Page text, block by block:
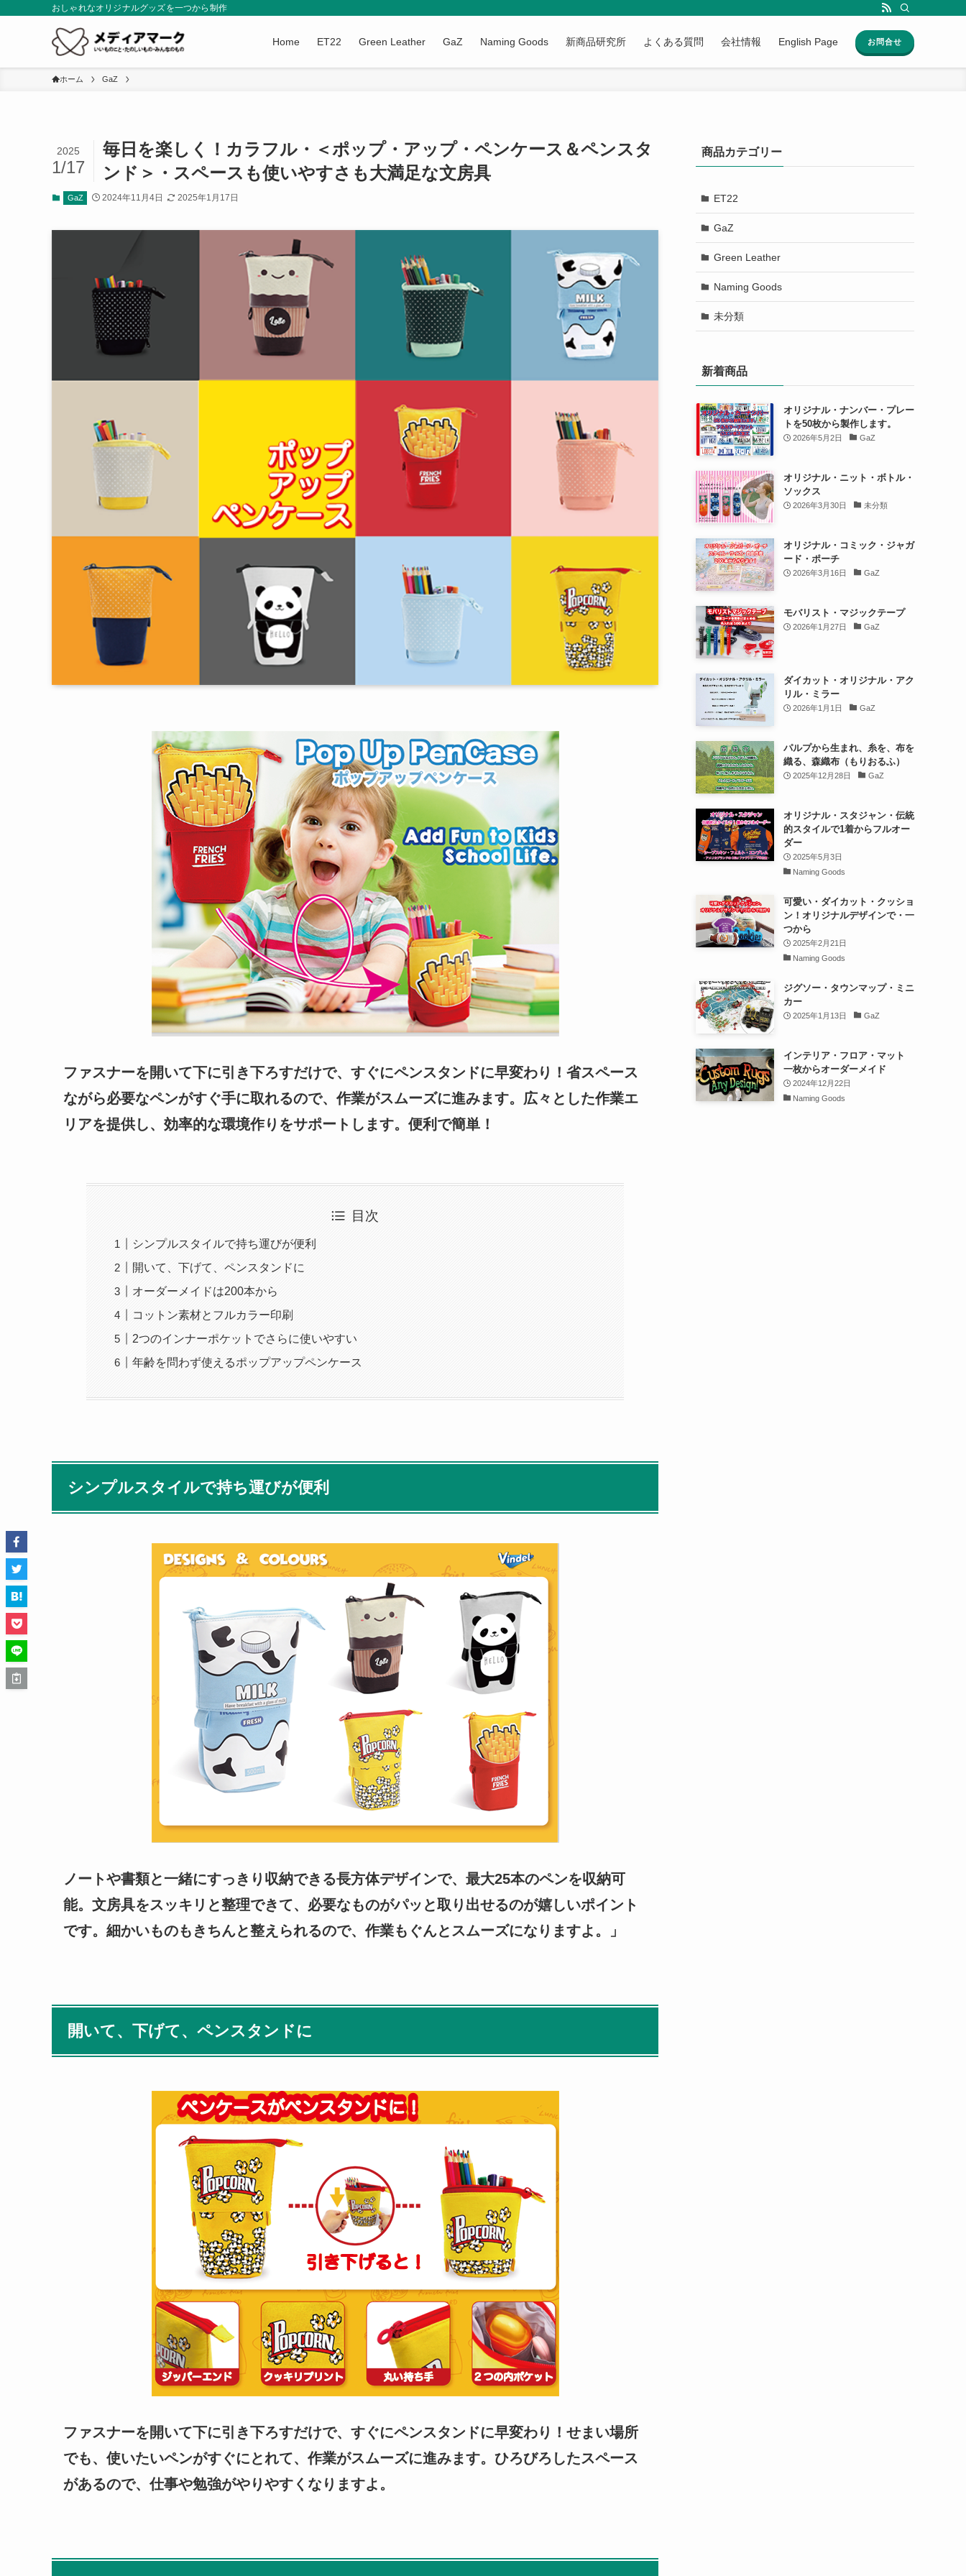
おしゃれなオリジナルグッズを一つから制作
Home ET22 Green Leather GaZ Naming Goods 新商品研究所 よくある質問 会社情報 English Page お問合せ
ホーム GaZ
毎日を楽しく！カラフル・＜ポップ・アップ・ペンケース＆ペンスタ
ンド＞・スペースも使いやすさも大満足な文房具
2025
1/17
GaZ 2024年11月4日 2025年1月17日
ファスナーを開いて下に引き下ろすだけで、すぐにペンスタンドに早変わり！省スペース
ながら必要なペンがすぐ手に取れるので、作業がスムーズに進みます。広々とした作業エ
リアを提供し、効率的な環境作りをサポートします。便利で簡単！
目次
シンプルスタイルで持ち運びが便利
開いて、下げて、ペンスタンドに
オーダーメイドは200本から
コットン素材とフルカラー印刷
2つのインナーポケットでさらに使いやすい
年齢を問わず使えるポップアップペンケース
シンプルスタイルで持ち運びが便利
ノートや書類と一緒にすっきり収納できる長方体デザインで、最大25本のペンを収納可
能。文房具をスッキリと整理できて、必要なものがパッと取り出せるのが嬉しいポイント
です。細かいものもきちんと整えられるので、作業もぐんとスムーズになりますよ。」
開いて、下げて、ペンスタンドに
ファスナーを開いて下に引き下ろすだけで、すぐにペンスタンドに早変わり！せまい場所
でも、使いたいペンがすぐにとれて、作業がスムーズに進みます。ひろびろしたスペース
があるので、仕事や勉強がやりやすくなりますよ。
商品カテゴリー
ET22
GaZ
Green Leather
Naming Goods
未分類
新着商品
オリジナル・ナンバー・プレー
トを50枚から製作します。
2026年5月2日 GaZ
オリジナル・ニット・ボトル・
ソックス
2026年3月30日 未分類
オリジナル・コミック・ジャガ
ード・ポーチ
2026年3月16日 GaZ
モバリスト・マジックテープ
2026年1月27日 GaZ
ダイカット・オリジナル・アク
リル・ミラー
2026年1月1日 GaZ
パルプから生まれ、糸を、布を
織る、森織布（もりおるふ）
2025年12月28日 GaZ
オリジナル・スタジャン・伝統
的スタイルで1着からフルオー
ダー
2025年5月3日
Naming Goods
可愛い・ダイカット・クッショ
ン！オリジナルデザインで・一
つから
2025年2月21日
Naming Goods
ジグソー・タウンマップ・ミニ
カー
2025年1月13日 GaZ
インテリア・フロア・マット
一枚からオーダーメイド
2024年12月22日
Naming Goods